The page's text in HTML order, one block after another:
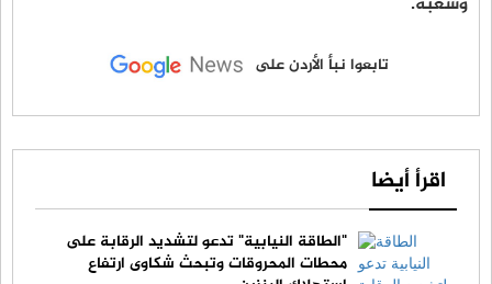
تابعوا نبأ الأردن على
اقرأ أيضا
"الطاقة النيابية" تدعو لتشديد الرقابة على
محطات المحروقات وتبحث شكاوى ارتفاع